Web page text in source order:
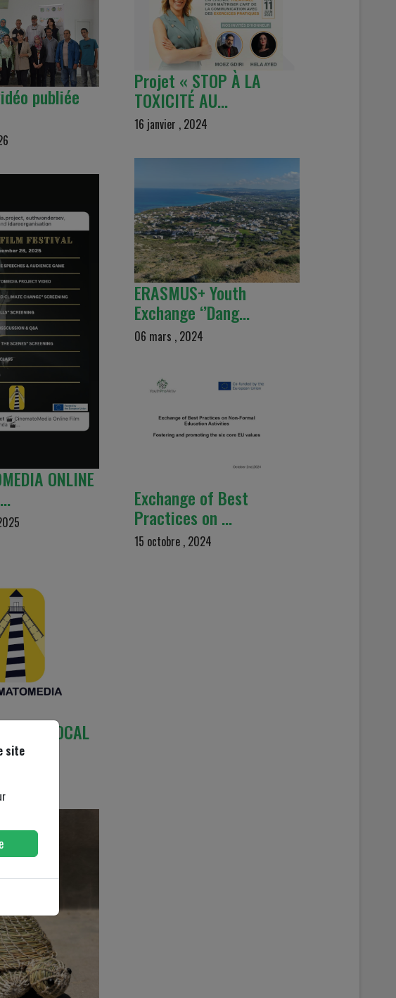
publiée
ONLINE
: LOCAL
Projet « STOP À LA
TOXICITÉ AU…
16 janvier , 2024
ERASMUS+ Youth
Exchange ‘’Dang…
06 mars , 2024
Exchange of Best
Practices on …
15 octobre , 2024
site